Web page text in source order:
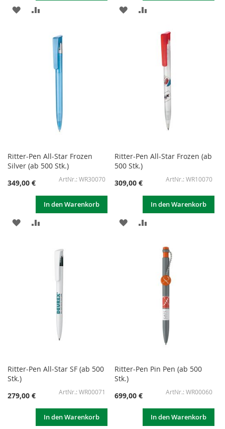
ZUR
HINZUFÜGENHINZUFÜGEN
ZUR
HINZUFÜGENHINZUFÜGEN
Ritter-Pen All-Star Frozen
Silver (ab 500 Stk.)
349,00 €
WR30070
In den Warenkorb
ZUR
HINZUFÜGENHINZUFÜGEN
Ritter-Pen All-Star Frozen (ab
500 Stk.)
309,00 €
WR10070
In den Warenkorb
ZUR
HINZUFÜGENHINZUFÜGEN
Ritter-Pen All-Star SF (ab 500
Stk.)
279,00 €
WR00071
In den Warenkorb
Ritter-Pen Pin Pen (ab 500
Stk.)
699,00 €
WR00060
In den Warenkorb